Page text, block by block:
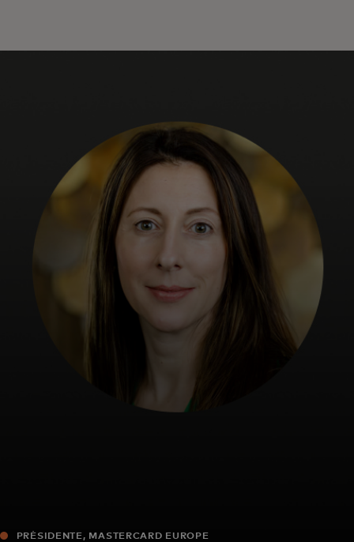
Pour le monde
Pour les innovateurs
Actualités et tendances
PRÉSIDENTE, MASTERCARD EUROPE